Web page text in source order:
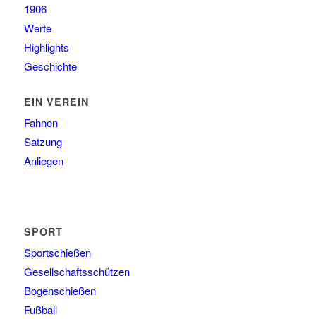
1906
Werte
Highlights
Geschichte
EIN VEREIN
Fahnen
Satzung
Anliegen
SPORT
Sportschießen
Gesellschaftsschützen
Bogenschießen
Fußball